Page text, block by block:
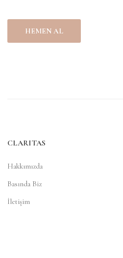
HEMEN AL
CLARITAS
Hakkımızda
Basında Biz
İletişim